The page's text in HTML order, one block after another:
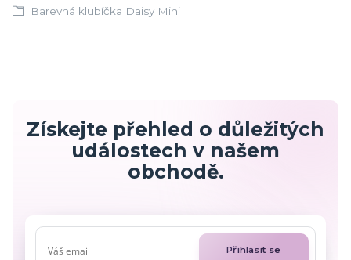
Barevná klubíčka Daisy Mini
Získejte přehled o důležitých
událostech v našem
obchodě.
Přihlásit se